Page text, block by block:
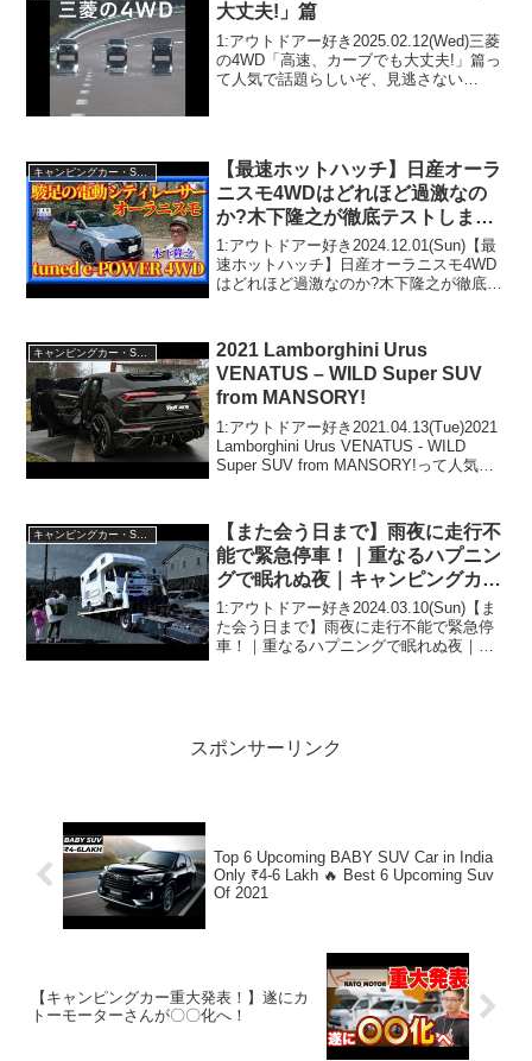
大丈夫!」篇
1:アウトドアー好き2025.02.12(Wed)三菱
の4WD「高速、カーブでも大丈夫!」篇っ
て人気で話題らしいぞ、見逃さない
【最速ホットハッチ】日産オーラ
ニスモ4WDはどれほど過激なの
か?木下隆之が徹底テストしまし
た。
1:アウトドアー好き2024.12.01(Sun)【最
速ホットハッチ】日産オーラニスモ4WD
はどれほど過激なのか?木下隆之が徹底テ
き2024.12.01(Sun)この動...
キャンピングカー・SUV人気車種
2021 Lamborghini Urus
VENATUS – WILD Super SUV
from MANSORY!
1:アウトドアー好き2021.04.13(Tue)2021
Lamborghini Urus VENATUS - WILD
Super SUV from MANSORY!って人気で
【また会う日まで】雨夜に走行不
能で緊急停車！｜重なるハプニン
グで眠れぬ夜｜キャンピングカー
車中泊
1:アウトドアー好き2024.03.10(Sun)【ま
た会う日まで】雨夜に走行不能で緊急停
車！｜重なるハプニングで眠れぬ夜｜キ
スポンサーリンク
Top 6 Upcoming BABY SUV Car in India
Only ₹4-6 Lakh 🔥 Best 6 Upcoming Suv
Of 2021
【キャンピングカー重大発表！】遂にカ
トーモーターさんが〇〇化へ！